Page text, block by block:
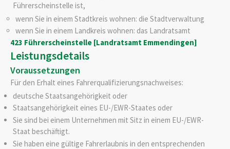
Führerscheinstelle ist,
wenn Sie in einem Stadtkreis wohnen: die Stadtverwaltung
wenn Sie in einem Landkreis wohnen: das Landratsamt
423 Führerscheinstelle [Landratsamt Emmendingen]
Leistungsdetails
Voraussetzungen
Für den Erhalt eines Fahrerqualifizierungsnachweises:
deutsche Staatsangehörigkeit oder
Staatsangehörigkeit eines EU-/EWR-Staates oder
Sie sind bei einem Unternehmen mit Sitz in einem EU-/EWR-
Staat beschäftigt.
Sie haben eine gültige Fahrerlaubnis in den entsprechenden